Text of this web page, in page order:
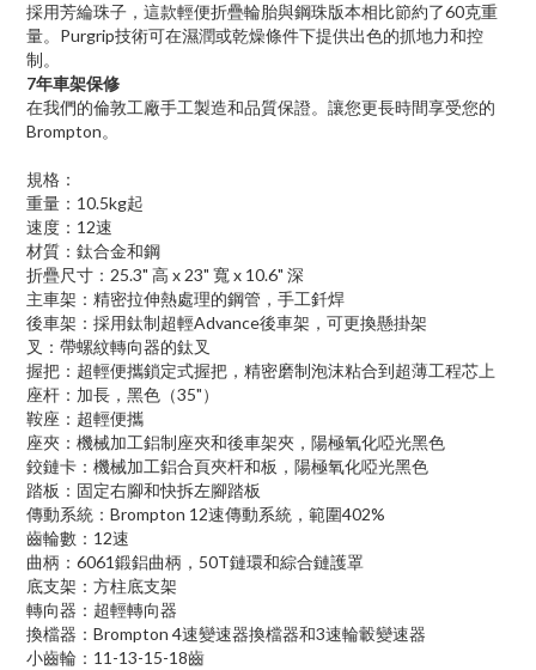
採用芳綸珠子，這款輕便折疊輪胎與鋼珠版本相比節約了60克重
量。 Purgrip技術可在濕潤或乾燥條件下提供出色的抓地力和控
制。
7年車架保修
在我們的倫敦工廠手工製造和品質保證。讓您更長時間享受您的
Brompton。
規格：
重量： 10.5kg起
速度： 12速
材質：鈦合金和鋼
折疊尺寸： 25.3" 高 x 23" 寬x 10.6" 深
主車架：精密拉伸熱處理的鋼管，手工釺焊
後車架：採用鈦制超輕Advance後車架，可更換懸掛架
叉：帶螺紋轉向器的鈦叉
握把：超輕便攜鎖定式握把，精密磨制泡沫粘合到超薄工程芯上
座杆：加長，黑色（35"）
鞍座：超輕便攜
座夾：機械加工鋁制座夾和後車架夾，陽極氧化啞光黑色
鉸鏈卡：機械加工鋁合頁夾杆和板，陽極氧化啞光黑色
踏板：固定右腳和快拆左腳踏板
傳動系統： Brompton 12速傳動系統，範圍402%
齒輪數： 12速
曲柄： 6061鍛鋁曲柄， 50T鏈環和綜合鏈護罩
底支架：方柱底支架
轉向器：超輕轉向器
換檔器： Brompton 4速變速器換檔器和3速輪轂變速器
小齒輪： 11-13-15-18齒